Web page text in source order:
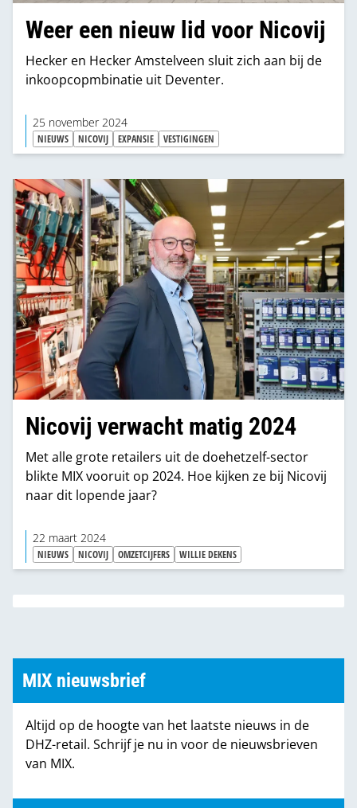
Weer een nieuw lid voor Nicovij
Hecker en Hecker Amstelveen sluit zich aan bij de
inkoopcopmbinatie uit Deventer.
25 november 2024
NIEUWS NICOVIJ EXPANSIE VESTIGINGEN
Nicovij verwacht matig 2024
Met alle grote retailers uit de doehetzelf-sector
blikte MIX vooruit op 2024. Hoe kijken ze bij Nicovij
naar dit lopende jaar?
22 maart 2024
NIEUWS NICOVIJ OMZETCIJFERS WILLIE DEKENS
MIX nieuwsbrief
Altijd op de hoogte van het laatste nieuws in de
DHZ-retail. Schrijf je nu in voor de nieuwsbrieven
van MIX.